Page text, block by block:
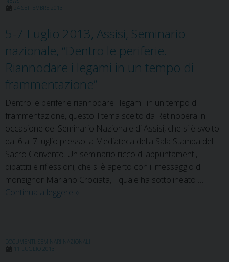
24 SETTEMBRE 2013
5-7 Luglio 2013, Assisi, Seminario
nazionale, “Dentro le periferie.
Riannodare i legami in un tempo di
frammentazione”
Dentro le periferie riannodare i legami in un tempo di
frammentazione, questo il tema scelto da Retinopera in
occasione del Seminario Nazionale di Assisi, che si è svolto
dal 6 al 7 luglio presso la Mediateca della Sala Stampa del
Sacro Convento. Un seminario ricco di appuntamenti,
dibattiti e riflessioni, che si è aperto con il messaggio di
monsignor Mariano Crociata, il quale ha sottolineato …
Continua a leggere 5-
Assisi,
»
DOCUMENTI
SEMINARI NAZIONALI
11 LUGLIO 2013